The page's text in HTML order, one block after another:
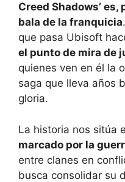
Creed Shadows’
bala de la franquicia
que pasa Ubisoft
el punto de mira de
quienes ven en él la
saga que lleva años
gloria.
La historia nos sitúa
marcado por la
entre clanes en
busca consolidar su